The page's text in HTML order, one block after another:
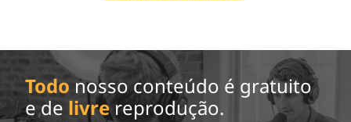
Todo nosso conteúdo é gratuito
e de livrereprodução.